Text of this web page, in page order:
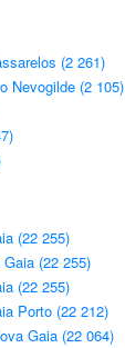
(2 261)
Nevogilde (2 105)
(22 255)
(22 255)
(22 255)
Porto (22 212)
Gaia (22 064)